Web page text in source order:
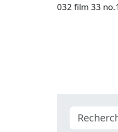
032 film 33